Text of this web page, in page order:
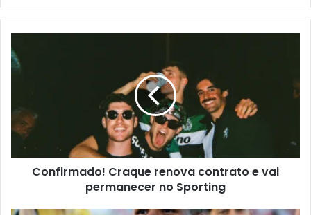
Confirmado! Craque renova contrato e vai
permanecer no Sporting